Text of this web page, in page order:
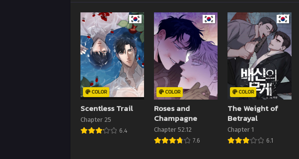
Chapter 29
4 มิถุนายน 2024
Chapter 25
4 มิถุนายน 2024
Chapter 21
4 มิถุนายน 2024
Chapter 17
4 มิถุนายน 2024
Chapter 13
COLOR
Scentless Trail
Chapter 25
6.4
COLOR
Roses and
Champagne
Chapter 52.12
7.6
COLOR
The Weight of
Betrayal
Chapter 1
6.1